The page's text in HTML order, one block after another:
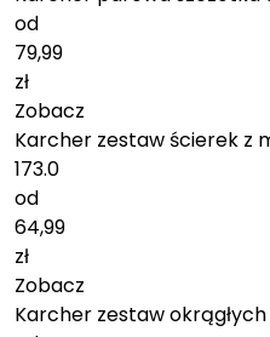
od
79,99
zł
Zobacz
Karcher zestaw ścierek z
173.0
od
64,99
zł
Zobacz
Karcher zestaw